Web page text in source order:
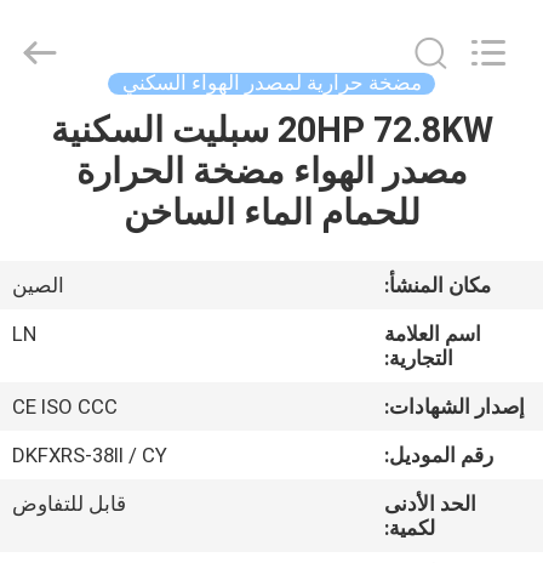
الصفحة
الرئيسية
فيديوهات
معلومات
جولة
Technology
مضخة حرارية لمصدر الهواء السكني
20HP 72.8KW سبليت السكنية
مصدر الهواء مضخة الحرارة
للحمام الماء الساخن
مكان المنشأ:
الصين
اسم العلامة
التجارية:
LN
إصدار الشهادات:
CE ISO CCC
رقم الموديل:
DKFXRS-38II / CY
الحد الأدنى
لكمية:
قابل للتفاوض